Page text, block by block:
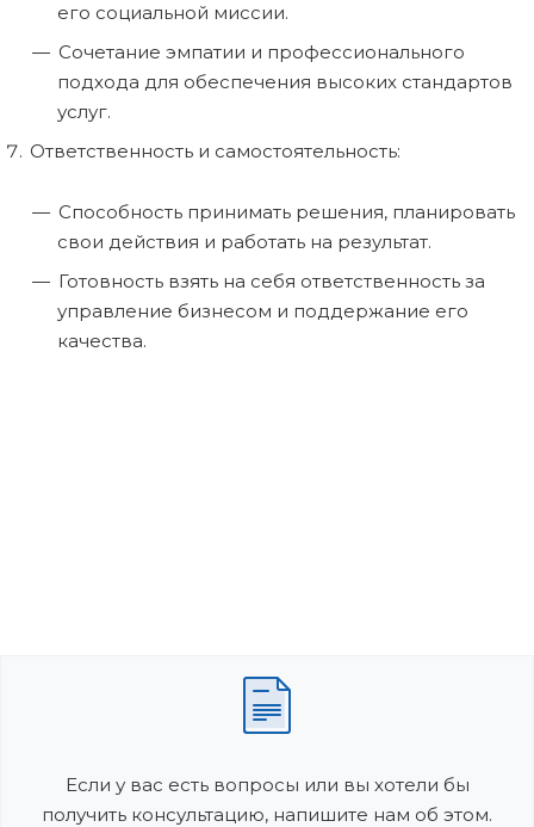
его социальной миссии.
Сочетание эмпатии и профессионального
подхода для обеспечения высоких стандартов
услуг.
Ответственность и самостоятельность:
Способность принимать решения, планировать
свои действия и работать на результат.
Готовность взять на себя ответственность за
управление бизнесом и поддержание его
качества.
Если у вас есть вопросы или вы хотели бы
получить консультацию, напишите нам об этом.